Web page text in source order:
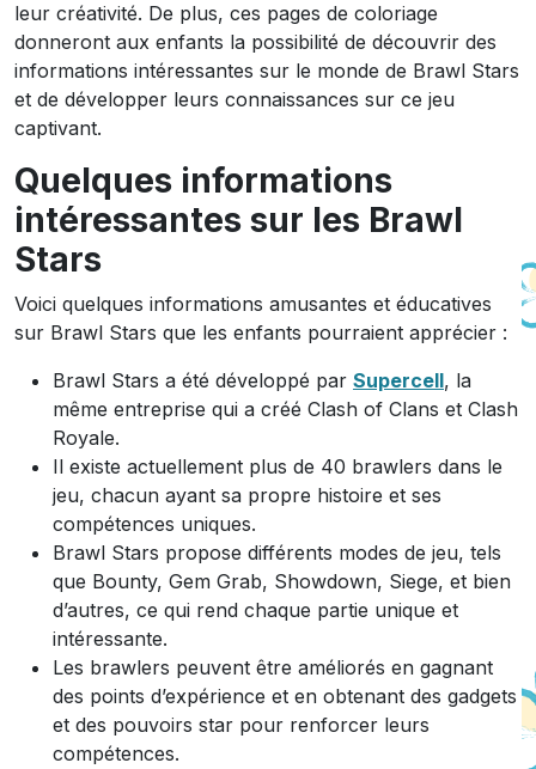
leur créativité. De plus, ces pages de coloriage
donneront aux enfants la possibilité de découvrir des
informations intéressantes sur le monde de Brawl Stars
et de développer leurs connaissances sur ce jeu
captivant.
Quelques informations
intéressantes sur les Brawl
Stars
Voici quelques informations amusantes et éducatives
sur Brawl Stars que les enfants pourraient apprécier :
Brawl Stars a été développé par Supercell, la
même entreprise qui a créé Clash of Clans et Clash
Royale.
Il existe actuellement plus de 40 brawlers dans le
jeu, chacun ayant sa propre histoire et ses
compétences uniques.
Brawl Stars propose différents modes de jeu, tels
que Bounty, Gem Grab, Showdown, Siege, et bien
d’autres, ce qui rend chaque partie unique et
intéressante.
Les brawlers peuvent être améliorés en gagnant
des points d’expérience et en obtenant des gadgets
et des pouvoirs star pour renforcer leurs
compétences.